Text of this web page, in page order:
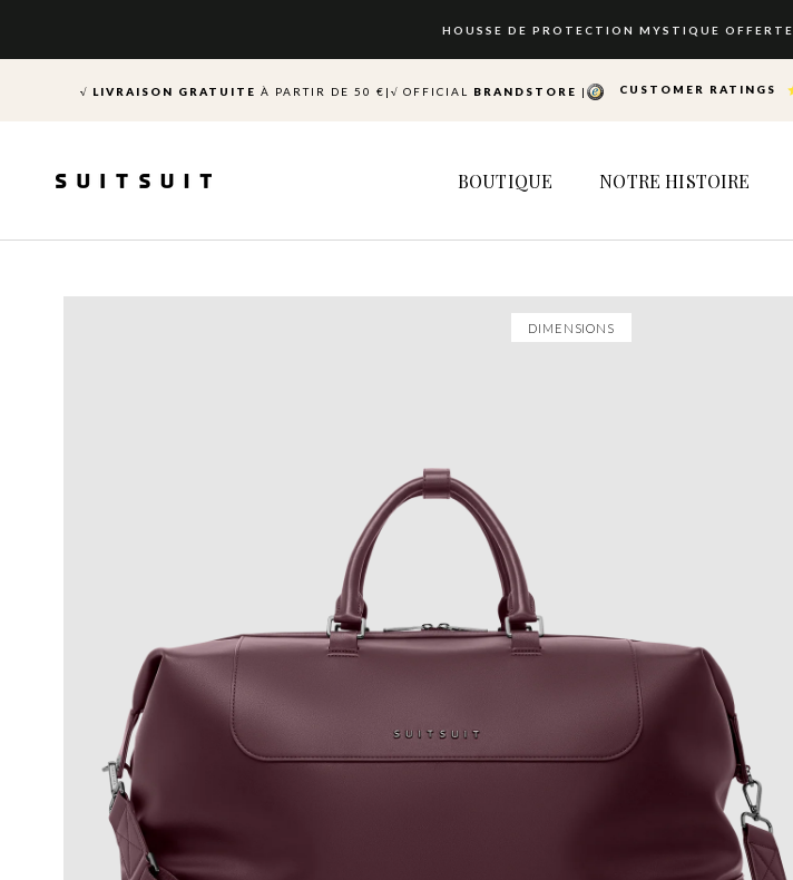
HOUSSE DE PROTECTION MYSTIQUE OFFERTE
√ LIVRAISON GRATUITE À PARTIR DE 50 € | √ OFFICIAL BRANDSTORE | CUSTOMER RATINGS
BOUTIQUE
NOTRE HISTOIRE
DIMENSIONS